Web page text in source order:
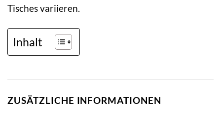
Tisches variieren.
Inhalt
ZUSÄTZLICHE INFORMATIONEN